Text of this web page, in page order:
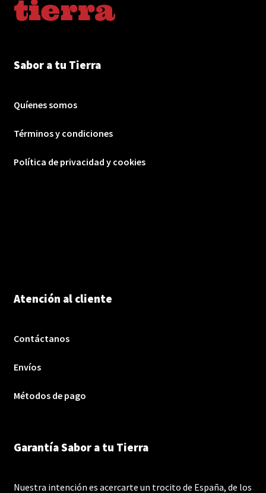
Sabor a tu Tierra
Quíenes somos
Términos y condiciones
Política de privacidad y cookies
Atención al cliente
Contáctanos
Envíos
Métodos de pago
Garantía Sabor a tu Tierra
Nuestra intención es acercarte un trocito de España, de los